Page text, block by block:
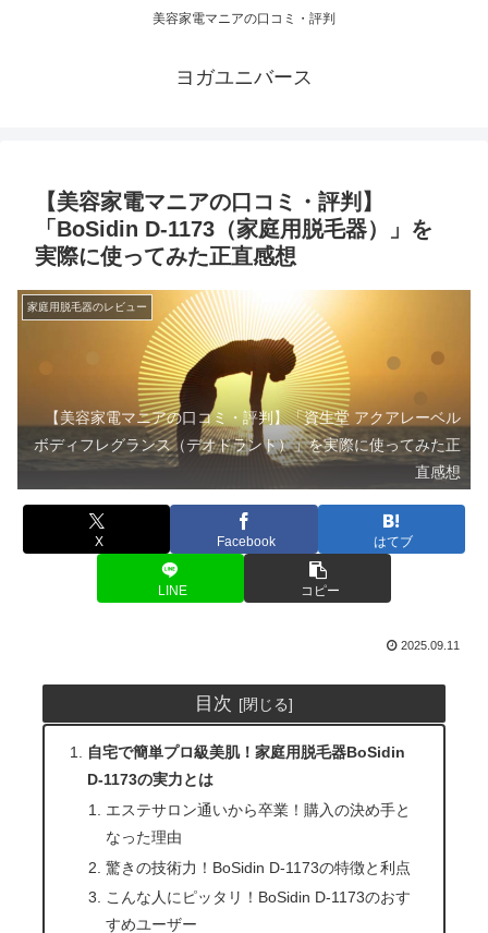
美容家電マニアの口コミ・評判
ヨガユニバース
【美容家電マニアの口コミ・評判】
「BoSidin D-1173（家庭用脱毛器）」を
実際に使ってみた正直感想
家庭用脱毛器のレビュー
【美容家電マニアの口コミ・評判】「資生堂 アクアレーベル
ボディフレグランス（デオドラント）」を実際に使ってみた正
直感想
X Facebook はてブ
LINE コピー
2025.09.11
目次
自宅で簡単プロ級美肌！家庭用脱毛器BoSidin
D-1173の実力とは
エステサロン通いから卒業！購入の決め手と
なった理由
驚きの技術力！BoSidin D-1173の特徴と利点
こんな人にピッタリ！BoSidin D-1173のおす
すめユーザー